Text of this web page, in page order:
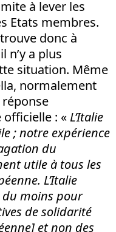
à lever les
Etats membres.
donc à
n’y a plus
situation. Même
normalement
: « L’Italie
; notre expérience
du
utile à tous les
L’Italie
moins pour
de solidarité
et non des